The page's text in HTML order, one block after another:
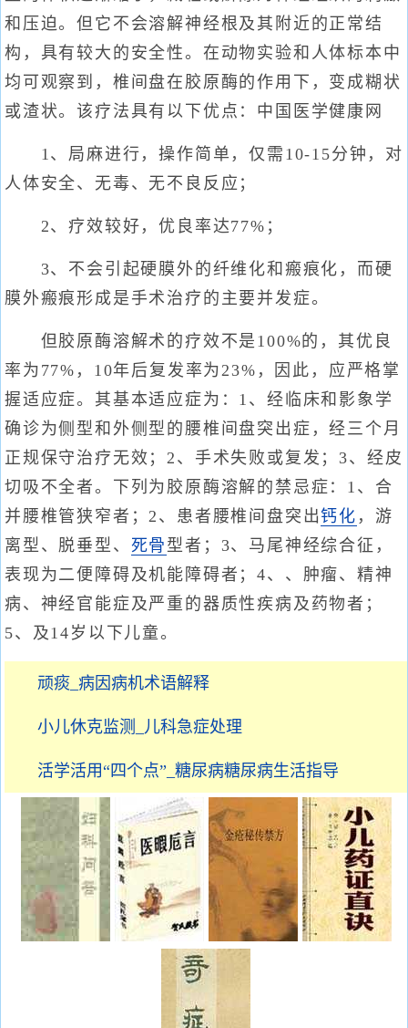
和压迫。但它不会溶解神经根及其附近的正常结
构，具有较大的安全性。在动物实验和人体标本中
均可观察到，椎间盘在胶原酶的作用下，变成糊状
或渣状。该疗法具有以下优点：中国医学健康网
1、局麻进行，操作简单，仅需10-15分钟，对
人体安全、无毒、无不良反应；
2、疗效较好，优良率达77%；
3、不会引起硬膜外的纤维化和瘢痕化，而硬
膜外瘢痕形成是手术治疗的主要并发症。
但胶原酶溶解术的疗效不是100%的，其优良
率为77%，10年后复发率为23%，因此，应严格掌
握适应症。其基本适应症为：1、经临床和影象学
确诊为侧型和外侧型的腰椎间盘突出症，经三个月
正规保守治疗无效；2、手术失败或复发；3、经皮
切吸不全者。下列为胶原酶溶解的禁忌症：1、合
并腰椎管狭窄者；2、患者腰椎间盘突出 钙化 ，游
离型、脱垂型、 死骨 型者；3、马尾神经综合征，
表现为二便障碍及机能障碍者；4、、肿瘤、精神
病、神经官能症及严重的器质性疾病及药物者；
5、及14岁以下儿童。
顽痰_病因病机术语解释
小儿休克监测_儿科急症处理
活学活用“四个点”_糖尿病糖尿病生活指导